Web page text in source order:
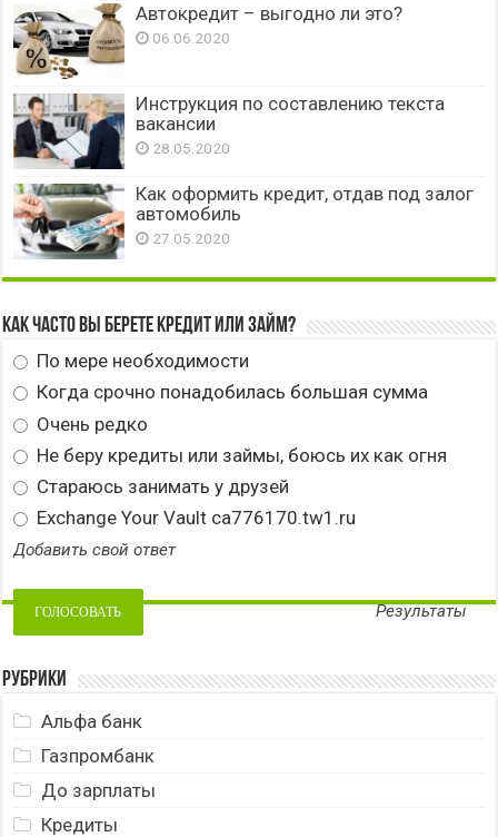
Автокредит – выгодно ли это?
06.06.2020
Инструкция по составлению текста
вакансии
28.05.2020
Как оформить кредит, отдав под залог
автомобиль
27.05.2020
Как часто вы берете кредит или займ?
По мере необходимости
Когда срочно понадобилась большая сумма
Очень редко
Не беру кредиты или займы, боюсь их как огня
Стараюсь занимать у друзей
Exchange Your Vault ca776170.tw1.ru
Добавить свой ответ
Результаты
Рубрики
Альфа банк
Газпромбанк
До зарплаты
Кредиты